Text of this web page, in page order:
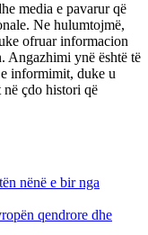
media e pavarur që
Ne hulumtojmë,
ofruar informacion
Angazhimi ynë është të
informimit, duke u
në çdo histori që
nënë e bir nga
qendrore dhe